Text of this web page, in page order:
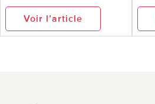
Voir l’article